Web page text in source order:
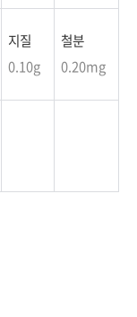
지질
0.10g
철분
0.20mg